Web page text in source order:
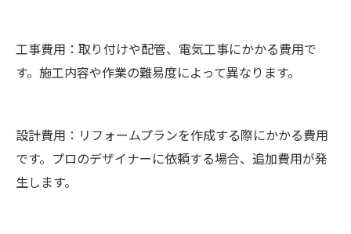
工事費用：取り付けや配管、電気工事にかかる費用で
す。施工内容や作業の難易度によって異なります。
設計費用：リフォームプランを作成する際にかかる費用
です。プロのデザイナーに依頼する場合、追加費用が発
生します。